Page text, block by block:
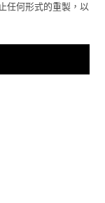
任何形式的重製，以